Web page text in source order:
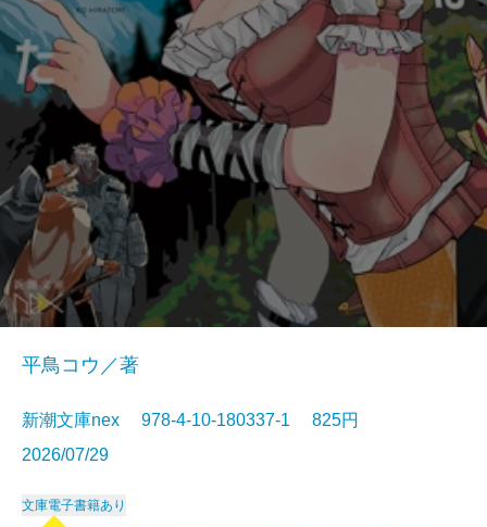
平鳥コウ／著
新潮文庫nex 978-4-10-180337-1 825円
2026/07/29
文庫電子書籍あり